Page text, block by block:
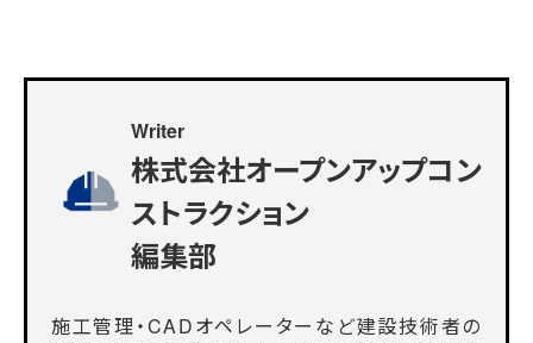
Writer
株式会社オープンアップコン
ストラクション
編集部
施工管理・CADオペレーターなど建設技術者の